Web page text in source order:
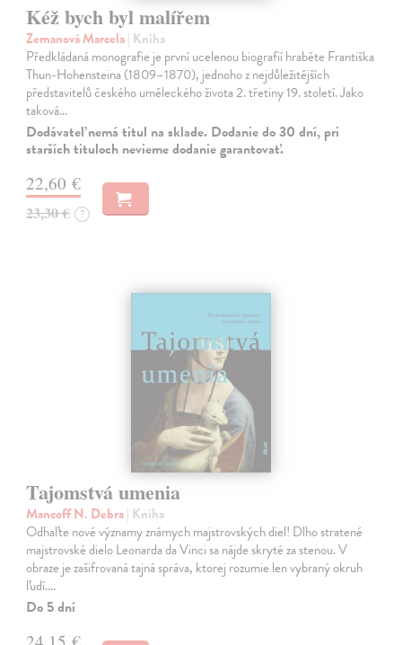
Kéž bych byl malířem
Zemanová Marcela| Kniha
Předkládaná monografie je první ucelenou biografií hraběte Františka
Thun-Hohensteina (1809–1870), jednoho z nejdůležitějších
představitelů českého uměleckého života 2. třetiny 19. století. Jako
taková…
Dodávateľ nemá titul na sklade. Dodanie do 30 dní, pri
starších tituloch nevieme dodanie garantovať.
22,60 €
23,30 € ?
Tajomstvá umenia
Mancoff N. Debra| Kniha
Odhaľte nové významy známych majstrovských diel! Dlho stratené
majstrovské dielo Leonarda da Vinci sa nájde skryté za stenou. V
obraze je zašifrovaná tajná správa, ktorej rozumie len vybraný okruh
ľudí.…
Do 5 dní